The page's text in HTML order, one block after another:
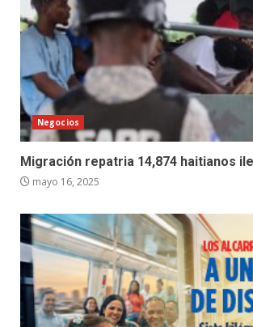
Negocios
Migración repatria 14,874 haitianos
mayo 16, 2025